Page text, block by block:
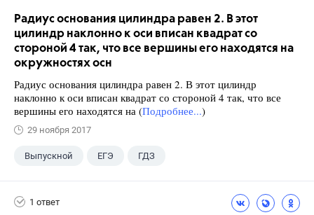
Радиус основания цилиндра равен 2. В этот
цилиндр наклонно к оси вписан квадрат со
стороной 4 так, что все вершины его находятся на
окружностях осн
Радиус основания цилиндра равен 2. В этот цилиндр
наклонно к оси вписан квадрат со стороной 4 так, что все
вершины его находятся на (Подробнее...)
29 ноября 2017
Выпускной ЕГЭ ГДЗ
1 ответ